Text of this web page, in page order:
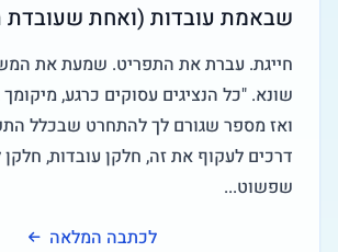
שבאמת עובדות (ואחת שעובדת
חייגת. עברת את התפריט. שמעת את
שונא. "כל הנציגים עסוקים כרגע,
ואז מספר שגורם לך להתחרט שבכלל
דרכים לעקוף את זה, חלקן עובדות,
שפשוט...
לכתבה המלאה